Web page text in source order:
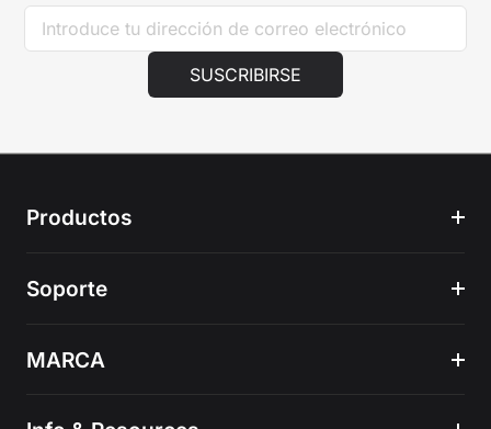
SUSCRIBIRSE
Productos
Soporte
MARCA